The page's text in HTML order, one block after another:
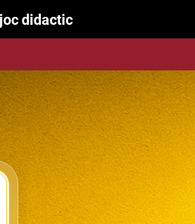
joc didactic